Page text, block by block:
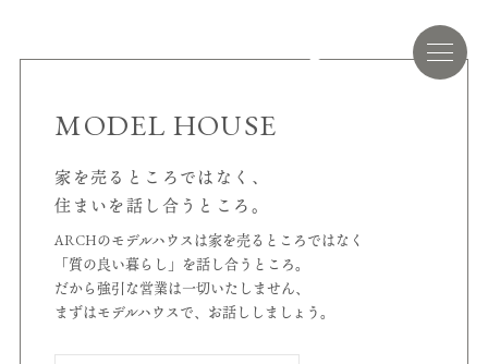
MODEL HOUSE
家を売るところではなく、
住まいを話し合うところ。
ARCHのモデルハウスは家を売るところではなく
「質の良い暮らし」を話し合うところ。
だから強引な営業は一切いたしません、
まずはモデルハウスで、お話ししましょう。